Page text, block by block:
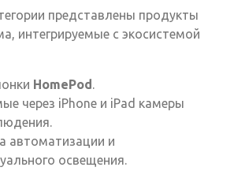
представлены продукты
интегрируемые с экосистемой
HomePod.
через iPhone и iPad камеры
автоматизации и
освещения.